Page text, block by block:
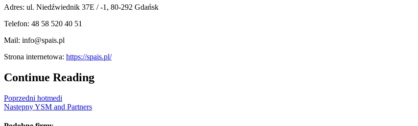
Adres: ul. Niedźwiednik 37E / -1, 80-292 Gdańsk
Telefon: 48 58 520 40 51
Mail: info@spais.pl
Strona internetowa: https://spais.pl/
Continue Reading
Poprzedni hotmedi
NastępnyYSM and Partners